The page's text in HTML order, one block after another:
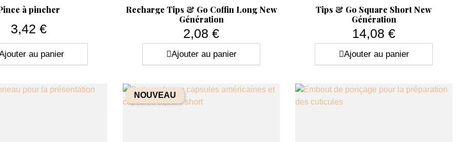
à pincher
Prix
3,42 €
au panier
Aperçu rapide
Recharge Tips & Go Coffin Long New
Génération
2,08 €
Ajouter au panier
Aperçu rapide
Tips & Go Square Short New
Génération
14,08 €
Ajouter au panier
NOUVEAU